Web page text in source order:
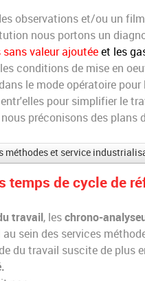
observations et/ou un
nous portons un
valeur ajoutée et les
conditions de mise en
le mode opératoire
pour simplifier le
préconisons des
méthodes et service
temps de cycle de
travail, les chrono-
sein des services
du travail suscite de